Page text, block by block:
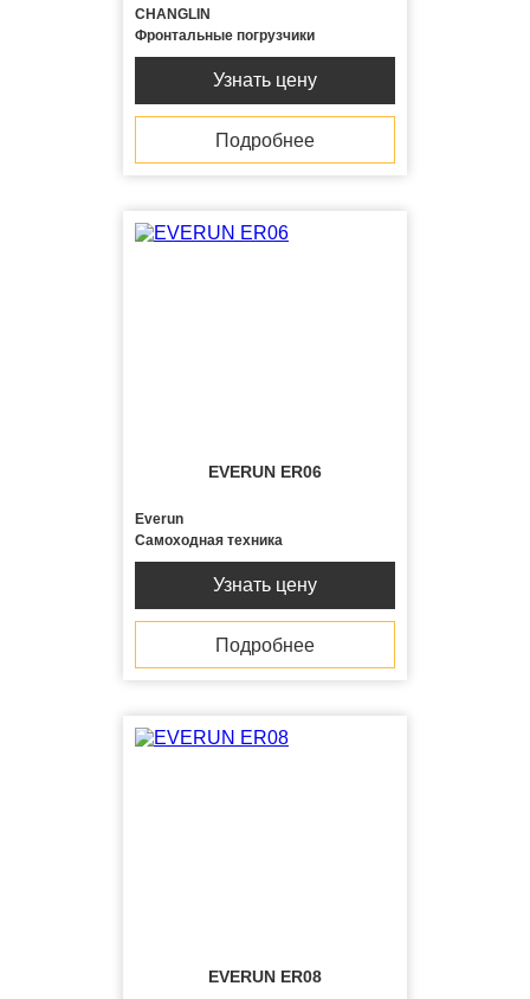
CHANGLIN
Фронтальные погрузчики
Узнать цену
Подробнее
EVERUN ER06
Everun
Самоходная техника
Узнать цену
Подробнее
EVERUN ER08